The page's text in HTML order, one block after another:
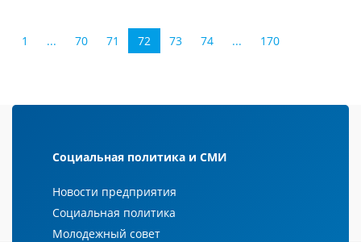
1 ... 70 71 72 73 74 ... 170
Социальная политика и СМИ
Новости предприятия
Социальная политика
Молодежный совет